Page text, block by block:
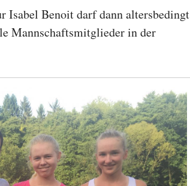
Isabel Benoit darf dann altersbedingt
Mannschaftsmitglieder in der